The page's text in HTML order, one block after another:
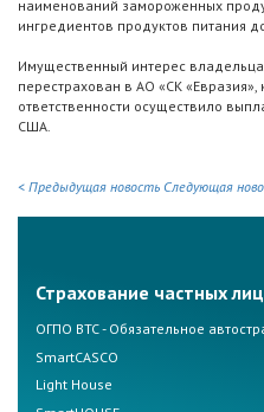
наименований замороженных
ингредиентов продуктов питания
Имущественный интерес владельца
перестрахован в АО «СК
ответственности осуществило
США.
< Предыдущая новость Следующая
Страхование частных лиц
ОГПО ВТС - Обязательное
SmartCASCO
Light House